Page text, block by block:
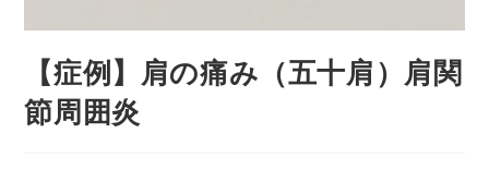
【症例】肩の痛み（五十肩）肩関
節周囲炎